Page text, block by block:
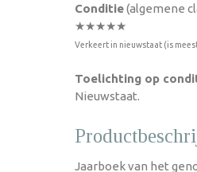
Conditie(algemene
★★★★★
Verkeert in nieuwstaat (is
Toelichting op
Nieuwstaat.
Jaarboek van het